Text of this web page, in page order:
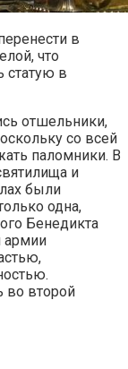
в
что
статую в
отшельники,
со всей
паломники. В
и
были
одна,
Бенедикта
армии
во второй